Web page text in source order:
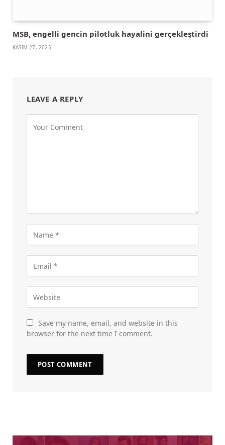
MSB, engelli gencin pilotluk hayalini gerçekleştirdi
KASIM 27, 2025
LEAVE A REPLY
Save my name, email, and website in this
browser for the next time I comment.